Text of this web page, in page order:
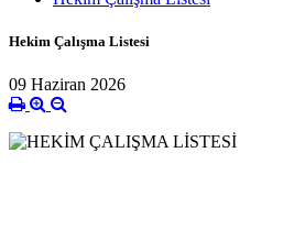
Hekim Çalışma Listesi
09 Haziran 2026